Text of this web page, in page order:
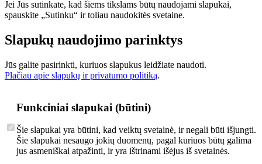
Jei Jūs sutinkate, kad šiems tikslams būtų naudojami slapukai,
spauskite „Sutinku“ ir toliau naudokitės svetaine.
Slapukų naudojimo parinktys
Jūs galite pasirinkti, kuriuos slapukus leidžiate naudoti.
Plačiau apie slapukų ir privatumo politiką.
Funkciniai slapukai (būtini)
Šie slapukai yra būtini, kad veiktų svetainė, ir negali būti išjungti.
Šie slapukai nesaugo jokių duomenų, pagal kuriuos būtų galima
jus asmeniškai atpažinti, ir yra ištrinami išėjus iš svetainės.